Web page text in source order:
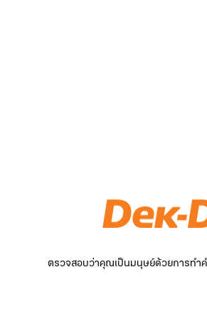
ตรวจสอบว่าคุณเป็นมนุษย์ด้วยการทำค